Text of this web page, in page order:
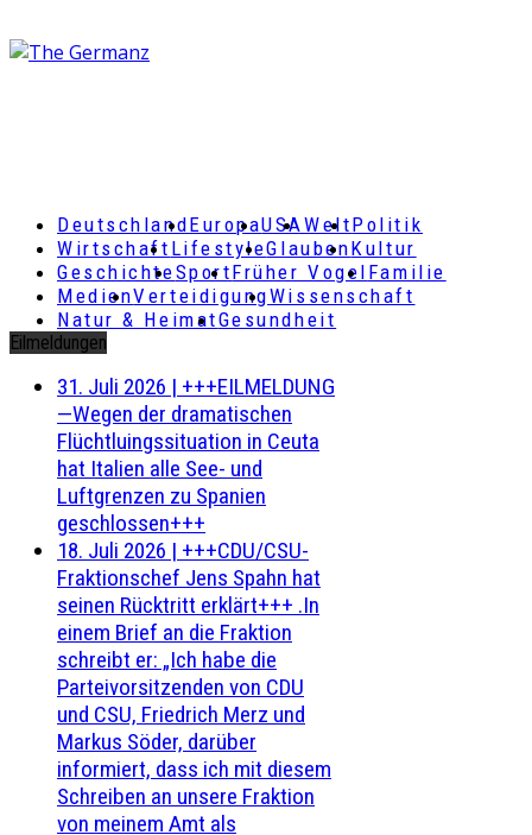
DeutschlandEuropaUSAWeltPolitik
Wirtschaft LifestyleGlaubenKultur
GeschichteSportFrüher Vogel Familie
MedienVerteidigungWissenschaft
Natur & HeimatGesundheit
Eilmeldungen
31. Juli 2026 | +++EILMELDUNG
—Wegen der dramatischen
Flüchtluingssituation in Ceuta
hat Italien alle See- und
Luftgrenzen zu Spanien
geschlossen+++
18. Juli 2026 | +++CDU/CSU-
Fraktionschef Jens Spahn hat
seinen Rücktritt erklärt+++ .In
einem Brief an die Fraktion
schreibt er: „Ich habe die
Parteivorsitzenden von CDU
und CSU, Friedrich Merz und
Markus Söder, darüber
informiert, dass ich mit diesem
Schreiben an unsere Fraktion
von meinem Amt als